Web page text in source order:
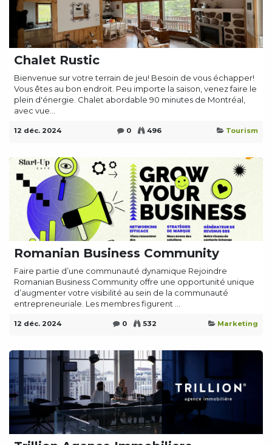
Chalet Rustic
Bienvenue sur votre terrain de jeu! Besoin de vous échapper!
Vous êtes au bon endroit. Peu importe la saison, venez faire le
plein d'énergie. Chalet abordable 90 minutes de Montréal,
avec vue...
12 déc. 2024 0 496 Tourism
Romanian Business Community
Faire partie d’une communauté dynamique Rejoindre
Romanian Business Community offre une opportunité unique
d’augmenter votre visibilité au sein de la communauté
entrepreneuriale. Les membres figurent ...
12 déc. 2024 0 532 Marketing